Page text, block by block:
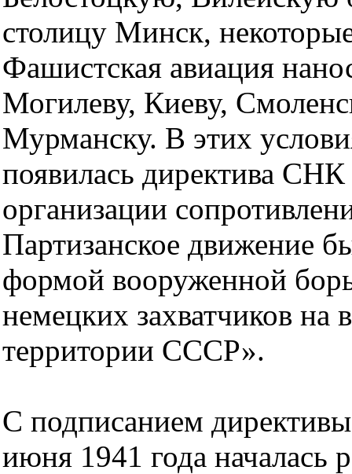
столицу Минск,
Фашистская авиация
Могилеву, Киеву,
Мурманску. В этих
появилась директива
организации
Партизанское движение
формой вооруженной
немецких захватчиков на
территории СССР».
С подписанием
июня 1941 года началась